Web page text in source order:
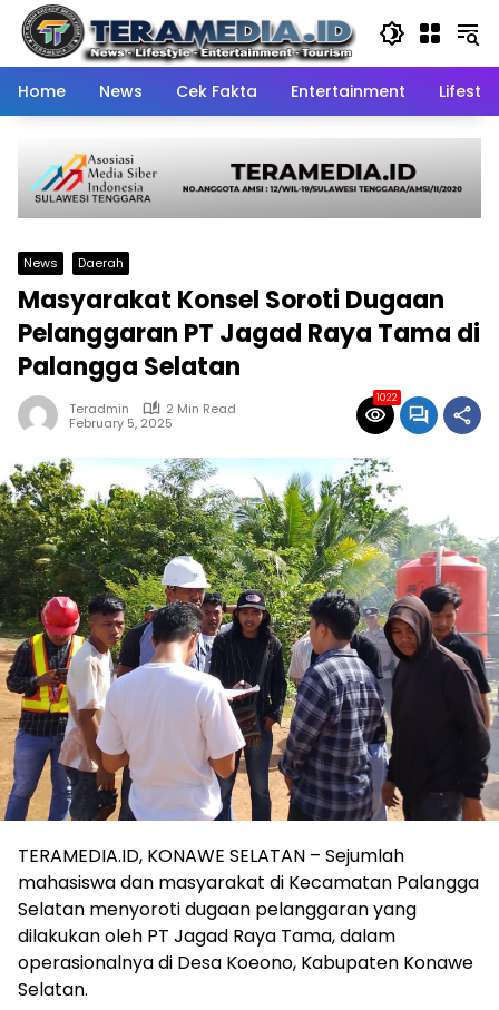
Skip
content
Home
News Cek Fakta Entertainment
News Daerah
Masyarakat Konsel Soroti Dugaan
Pelanggaran PT Jagad Raya Tama di
Palangga Selatan
Teradmin
2 Min Read
February 5, 2025
1022
TERAMEDIA.ID, KONAWE SELATAN – Sejumlah
mahasiswa dan masyarakat di Kecamatan Palangga
Selatan menyoroti dugaan pelanggaran yang
dilakukan oleh PT Jagad Raya Tama, dalam
operasionalnya di Desa Koeono, Kabupaten Konawe
Selatan.